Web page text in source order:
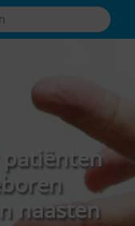
naasten